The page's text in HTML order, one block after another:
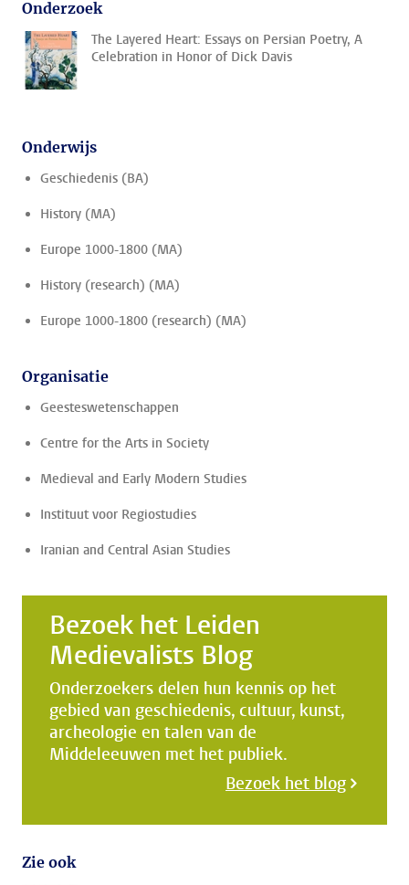
Onderzoek
The Layered Heart: Essays on Persian Poetry, A
Celebration in Honor of Dick Davis
Onderwijs
Geschiedenis (BA)
History (MA)
Europe 1000-1800 (MA)
History (research) (MA)
Europe 1000-1800 (research) (MA)
Organisatie
Geesteswetenschappen
Centre for the Arts in Society
Medieval and Early Modern Studies
Instituut voor Regiostudies
Iranian and Central Asian Studies
Bezoek het Leiden
Medievalists Blog
Onderzoekers delen hun kennis op het
gebied van geschiedenis, cultuur, kunst,
archeologie en talen van de
Middeleeuwen met het publiek.
Bezoek het blog
Zie ook